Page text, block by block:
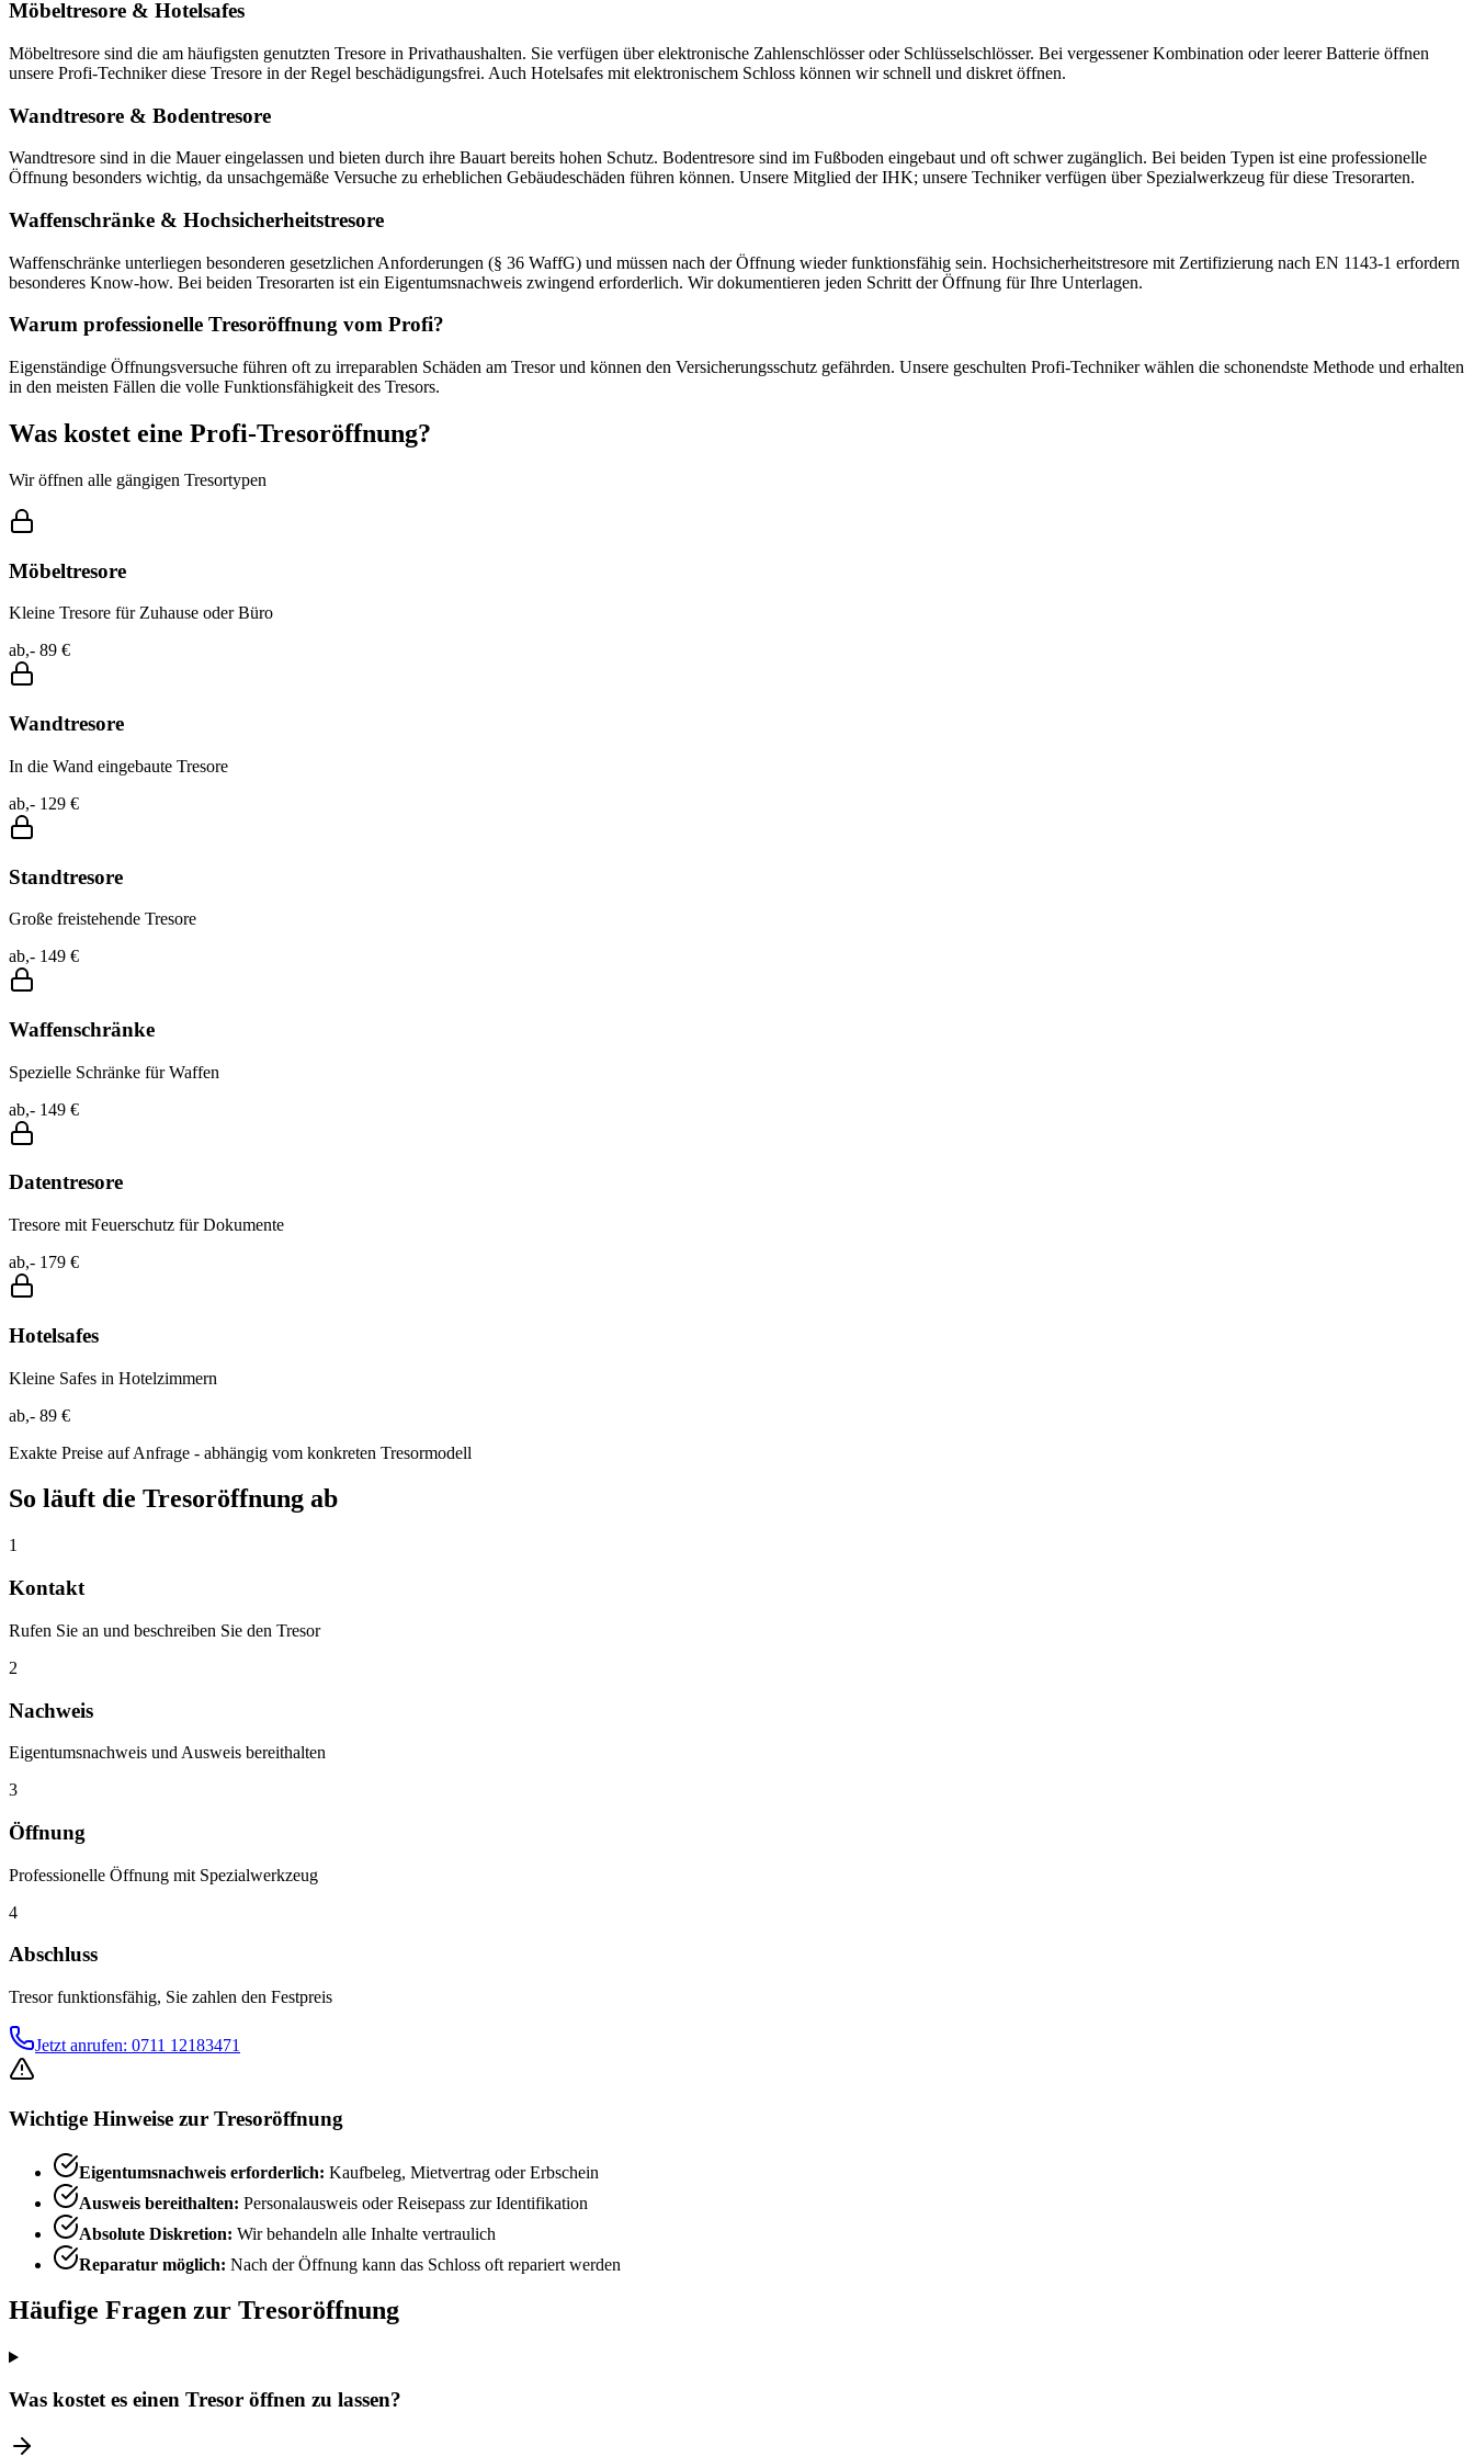
Möbeltresore & Hotelsafes
Möbeltresore sind die am häufigsten genutzten Tresore in Privathaushalten. Sie verfügen über elektronische Zahlenschlösser oder Schlüsselschlösser. Bei vergessener Kombination oder leerer Batterie öffnen
unsere Profi-Techniker diese Tresore in der Regel beschädigungsfrei. Auch Hotelsafes mit elektronischem Schloss können wir schnell und diskret öffnen.
Wandtresore & Bodentresore
Wandtresore sind in die Mauer eingelassen und bieten durch ihre Bauart bereits hohen Schutz. Bodentresore sind im Fußboden eingebaut und oft schwer zugänglich. Bei beiden Typen ist eine professionelle
Öffnung besonders wichtig, da unsachgemäße Versuche zu erheblichen Gebäudeschäden führen können. Unsere Mitglied der IHK; unsere Techniker verfügen über Spezialwerkzeug für diese Tresorarten.
Waffenschränke & Hochsicherheitstresore
Waffenschränke unterliegen besonderen gesetzlichen Anforderungen (§ 36 WaffG) und müssen nach der Öffnung wieder funktionsfähig sein. Hochsicherheitstresore mit Zertifizierung nach EN 1143-1 erfordern
besonderes Know-how. Bei beiden Tresorarten ist ein Eigentumsnachweis zwingend erforderlich. Wir dokumentieren jeden Schritt der Öffnung für Ihre Unterlagen.
Warum professionelle Tresoröffnung vom Profi?
Eigenständige Öffnungsversuche führen oft zu irreparablen Schäden am Tresor und können den Versicherungsschutz gefährden. Unsere geschulten Profi-Techniker wählen die schonendste Methode und erhalten
in den meisten Fällen die volle Funktionsfähigkeit des Tresors.
Was kostet eine Profi-Tresoröffnung?
Wir öffnen alle gängigen Tresortypen
Möbeltresore
Kleine Tresore für Zuhause oder Büro
ab,- 89 €
Wandtresore
In die Wand eingebaute Tresore
ab,- 129 €
Standtresore
Große freistehende Tresore
ab,- 149 €
Waffenschränke
Spezielle Schränke für Waffen
ab,- 149 €
Datentresore
Tresore mit Feuerschutz für Dokumente
ab,- 179 €
Hotelsafes
Kleine Safes in Hotelzimmern
ab,- 89 €
Exakte Preise auf Anfrage - abhängig vom konkreten Tresormodell
So läuft die Tresoröffnung ab
1
Kontakt
Rufen Sie an und beschreiben Sie den Tresor
2
Nachweis
Eigentumsnachweis und Ausweis bereithalten
3
Öffnung
Professionelle Öffnung mit Spezialwerkzeug
4
Abschluss
Tresor funktionsfähig, Sie zahlen den Festpreis
Jetzt anrufen: 0711 12183471
Wichtige Hinweise zur Tresoröffnung
Eigentumsnachweis erforderlich: Kaufbeleg, Mietvertrag oder Erbschein
Ausweis bereithalten: Personalausweis oder Reisepass zur Identifikation
Absolute Diskretion: Wir behandeln alle Inhalte vertraulich
Reparatur möglich: Nach der Öffnung kann das Schloss oft repariert werden
Häufige Fragen zur Tresoröffnung
Was kostet es einen Tresor öffnen zu lassen?